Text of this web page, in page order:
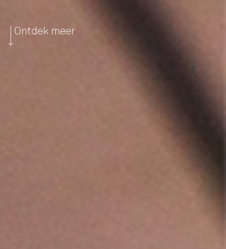
Ontdek meer